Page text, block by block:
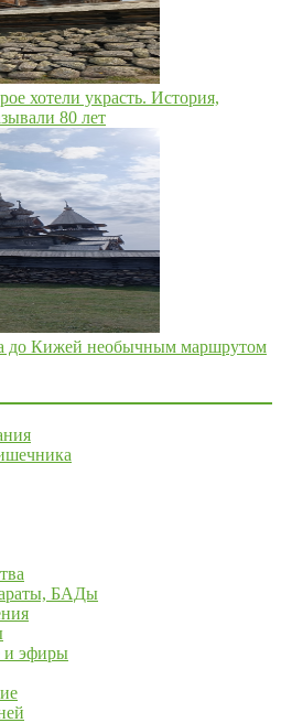
хотели украсть. История,
80 лет
до Кижей необычным маршрутом
БАДы
и эфиры